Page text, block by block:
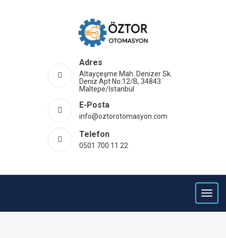
Adres
Altayçeşme Mah. Denizer Sk.
Deniz Apt No:12/B, 34843
Maltepe/İstanbul
E-Posta
info@oztorotomasyon.com
Telefon
0501 700 11 22